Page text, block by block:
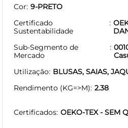
Cor 9-PRETO
Certificado
Sustentabilidade
Sub-Segmento de
Mercado
Utilização BLUSAS, SAIAS,
Rendimento (KG=>M) 2.38
Certificados OEKO-TEX - SEM